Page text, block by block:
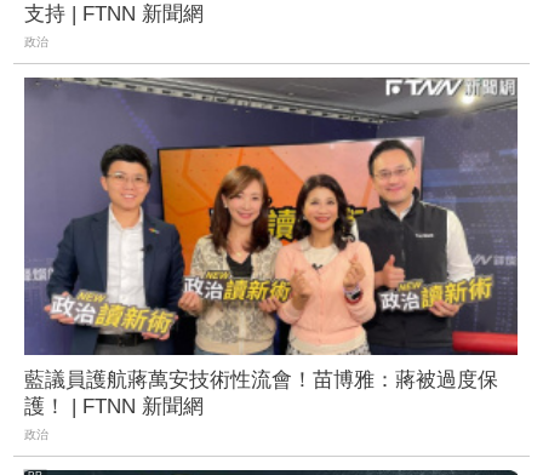
支持 | FTNN 新聞網
政治
藍議員護航蔣萬安技術性流會！苗博雅：蔣被過度保
護！ | FTNN 新聞網
政治